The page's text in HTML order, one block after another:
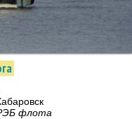
флота